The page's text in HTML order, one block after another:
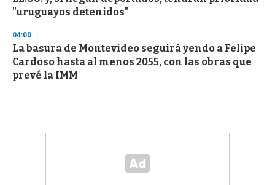
"uruguayos detenidos"
04:00
La basura de Montevideo seguirá yendo a Felipe
Cardoso hasta al menos 2055, con las obras que
prevé la IMM